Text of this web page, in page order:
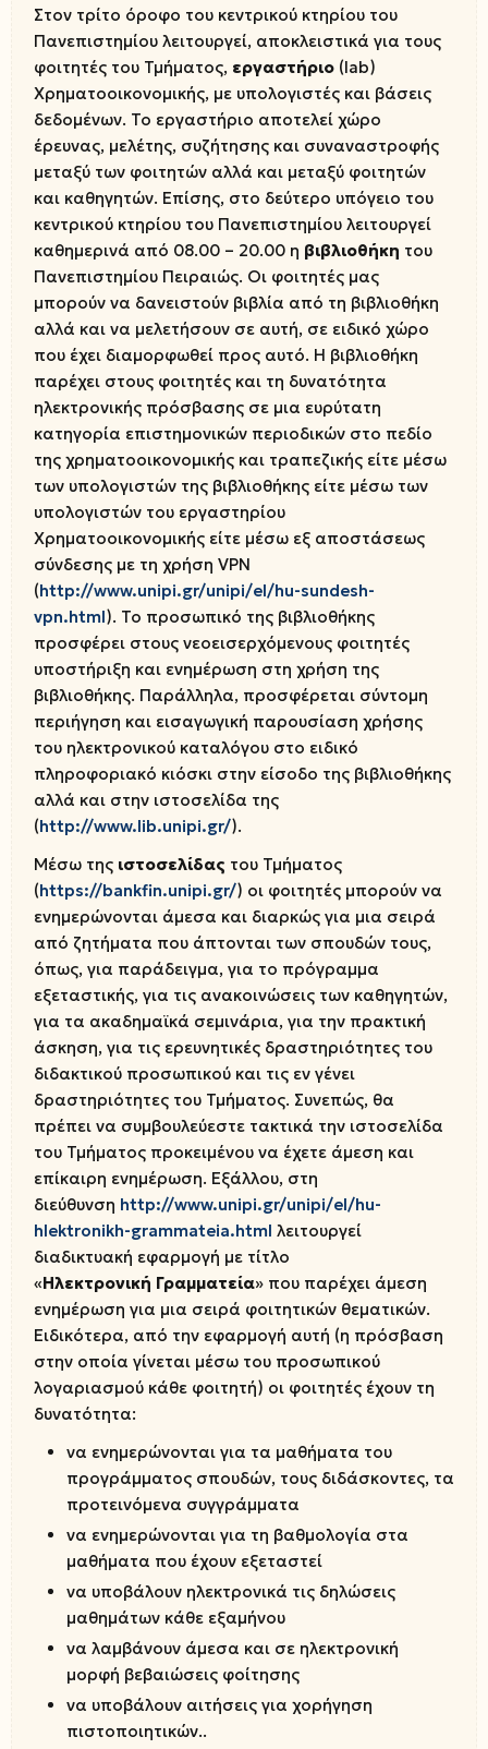
Στον τρίτο όροφο του κεντρικού κτηρίου του
Πανεπιστημίου λειτουργεί, αποκλειστικά για τους
φοιτητές του Τμήματος, εργαστήριο (lab)
Χρηματοοικονομικής, με υπολογιστές και βάσεις
δεδομένων. Το εργαστήριο αποτελεί χώρο
έρευνας, μελέτης, συζήτησης και συναναστροφής
μεταξύ των φοιτητών αλλά και μεταξύ φοιτητών
και καθηγητών. Επίσης, στο δεύτερο υπόγειο του
κεντρικού κτηρίου του Πανεπιστημίου λειτουργεί
καθημερινά από 08.00 – 20.00 η βιβλιοθήκη του
Πανεπιστημίου Πειραιώς. Οι φοιτητές μας
μπορούν να δανειστούν βιβλία από τη βιβλιοθήκη
αλλά και να μελετήσουν σε αυτή, σε ειδικό χώρο
που έχει διαμορφωθεί προς αυτό. Η βιβλιοθήκη
παρέχει στους φοιτητές και τη δυνατότητα
ηλεκτρονικής πρόσβασης σε μια ευρύτατη
κατηγορία επιστημονικών περιοδικών στο πεδίο
της χρηματοοικονομικής και τραπεζικής είτε μέσω
των υπολογιστών της βιβλιοθήκης είτε μέσω των
υπολογιστών του εργαστηρίου
Χρηματοοικονομικής είτε μέσω εξ αποστάσεως
σύνδεσης με τη χρήση VPN
(http://www.unipi.gr/unipi/el/hu-sundesh-
vpn.html). Το προσωπικό της βιβλιοθήκης
προσφέρει στους νεοεισερχόμενους φοιτητές
υποστήριξη και ενημέρωση στη χρήση της
βιβλιοθήκης. Παράλληλα, προσφέρεται σύντομη
περιήγηση και εισαγωγική παρουσίαση χρήσης
του ηλεκτρονικού καταλόγου στο ειδικό
πληροφοριακό κιόσκι στην είσοδο της βιβλιοθήκης
αλλά και στην ιστοσελίδα της
(http://www.lib.unipi.gr/).
Μέσω της ιστοσελίδας του Τμήματος
(https://bankfin.unipi.gr/) οι φοιτητές μπορούν να
ενημερώνονται άμεσα και διαρκώς για μια σειρά
από ζητήματα που άπτονται των σπουδών τους,
όπως, για παράδειγμα, για το πρόγραμμα
εξεταστικής, για τις ανακοινώσεις των καθηγητών,
για τα ακαδημαϊκά σεμινάρια, για την πρακτική
άσκηση, για τις ερευνητικές δραστηριότητες του
διδακτικού προσωπικού και τις εν γένει
δραστηριότητες του Τμήματος. Συνεπώς, θα
πρέπει να συμβουλεύεστε τακτικά την ιστοσελίδα
του Τμήματος προκειμένου να έχετε άμεση και
επίκαιρη ενημέρωση. Εξάλλου, στη
διεύθυνση http://www.unipi.gr/unipi/el/hu-
hlektronikh-grammateia.html λειτουργεί
διαδικτυακή εφαρμογή με τίτλο
«Ηλεκτρονική Γραμματεία» που παρέχει άμεση
ενημέρωση για μια σειρά φοιτητικών θεματικών.
Ειδικότερα, από την εφαρμογή αυτή (η πρόσβαση
στην οποία γίνεται μέσω του προσωπικού
λογαριασμού κάθε φοιτητή) οι φοιτητές έχουν τη
δυνατότητα:
να ενημερώνονται για τα μαθήματα του
προγράμματος σπουδών, τους διδάσκοντες, τα
προτεινόμενα συγγράμματα
να ενημερώνονται για τη βαθμολογία στα
μαθήματα που έχουν εξεταστεί
να υποβάλουν ηλεκτρονικά τις δηλώσεις
μαθημάτων κάθε εξαμήνου
να λαμβάνουν άμεσα και σε ηλεκτρονική
μορφή βεβαιώσεις φοίτησης
να υποβάλουν αιτήσεις για χορήγηση
πιστοποιητικών..